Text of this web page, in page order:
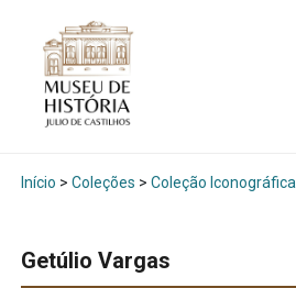
Início > Coleções > Coleção Iconográfica
Getúlio Vargas